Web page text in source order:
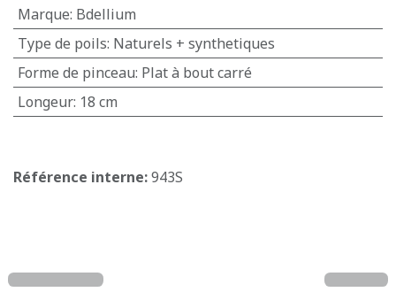
Marque: Bdellium
Type de poils: Naturels + synthetiques
Forme de pinceau: Plat à bout carré
Longeur: 18 cm
Référence interne:943S